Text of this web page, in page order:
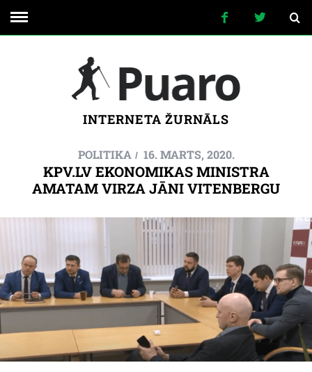
INTERNETA ŽURNĀLS
POLITIKA 16. MARTS, 2020.
KPV.LV EKONOMIKAS MINISTRA
AMATAM VIRZA JĀNI VITENBERGU